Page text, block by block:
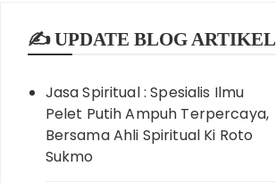
✍️ UPDATE BLOG ARTIKEL
Jasa Spiritual : Spesialis Ilmu
Pelet Putih Ampuh Terpercaya,
Bersama Ahli Spiritual Ki Roto
Sukmo